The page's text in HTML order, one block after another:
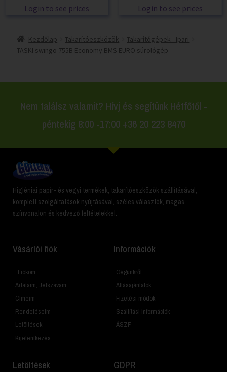
Login to see prices Login to see prices
Kezdőlap Takarítóeszközök
Takarítógépek - Ipari
TASKI swingo 755B Economy BMS EURO súrológép
Nem találsz valamit? Hívj és segítünk Hétfőtől -
péntekig 8:00 -17:00 +36 20 223 8470
Higiéniai papír- és vegyi termékek, takarítóeszközök szállításával,
komplett szolgáltatások nyújtásával, széles választék, magas
színvonalon és kedvező feltételekkel.
Vásárlói fiók
Fiókom
Adataim, Jelszavam
Címeim
Rendeléseim
Letöltések
Kijelentkezés
Információk
Cégünkről
Állásajánlatok
Fizetési módok
Szállítási Információk
ÁSZF
Letöltések GDPR